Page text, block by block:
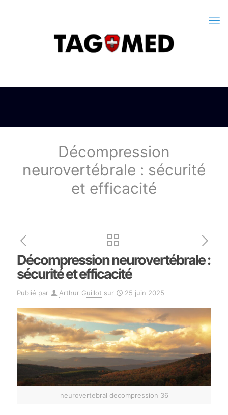
Décompression
neurovertébrale : sécurité
et efficacité
Décompression neurovertébrale :
sécurité et efficacité
Publié par Arthur Guillot sur 25 juin 2025
neurovertebral decompression 36